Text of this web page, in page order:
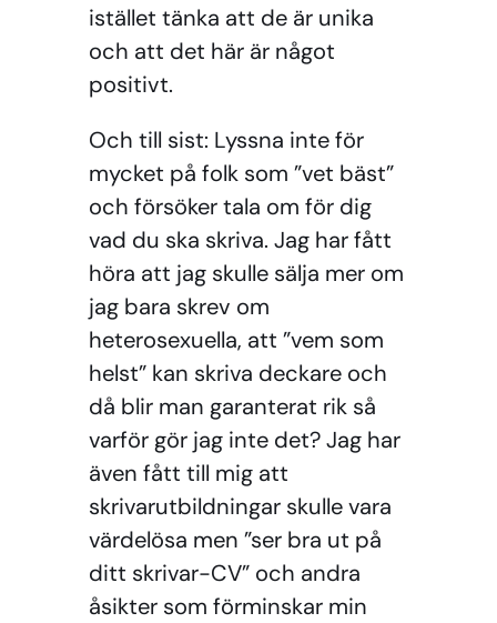
istället tänka att de är unika
och att det här är något
positivt.
Och till sist: Lyssna inte för
mycket på folk som ”vet bäst”
och försöker tala om för dig
vad du ska skriva. Jag har fått
höra att jag skulle sälja mer om
jag bara skrev om
heterosexuella, att ”vem som
helst” kan skriva deckare och
då blir man garanterat rik så
varför gör jag inte det? Jag har
även fått till mig att
skrivarutbildningar skulle vara
värdelösa men ”ser bra ut på
ditt skrivar-CV” och andra
åsikter som förminskar min